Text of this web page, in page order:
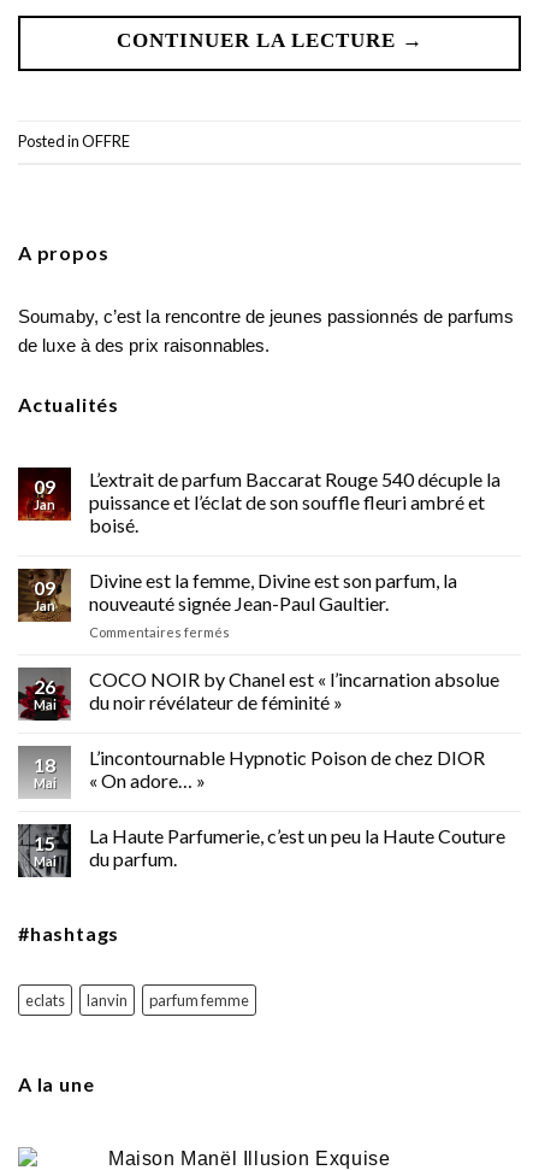
CONTINUER LA LECTURE →
Posted inOFFRE
A propos
Soumaby, c’est la rencontre de jeunes passionnés de parfums
de luxe à des prix raisonnables.
Actualités
09
Jan
L’extrait de parfum Baccarat Rouge 540 décuple la
puissance et l’éclat de son souffle fleuri ambré et
boisé.
09
Jan
Divine est la femme, Divine est son parfum, la
nouveauté signée Jean-Paul Gaultier.
Commentaires fermés
est
la
femme,
est
son
nouveauté
26
Mai
COCO NOIR by Chanel est « l’incarnation absolue
du noir révélateur de féminité »
18
Mai
L’incontournable Hypnotic Poison de chez DIOR
« On adore… »
15
Mai
La Haute Parfumerie, c’est un peu la Haute Couture
du parfum.
#hashtags
eclats lanvin parfum femme
A la une
Maison Manël Illusion Exquise